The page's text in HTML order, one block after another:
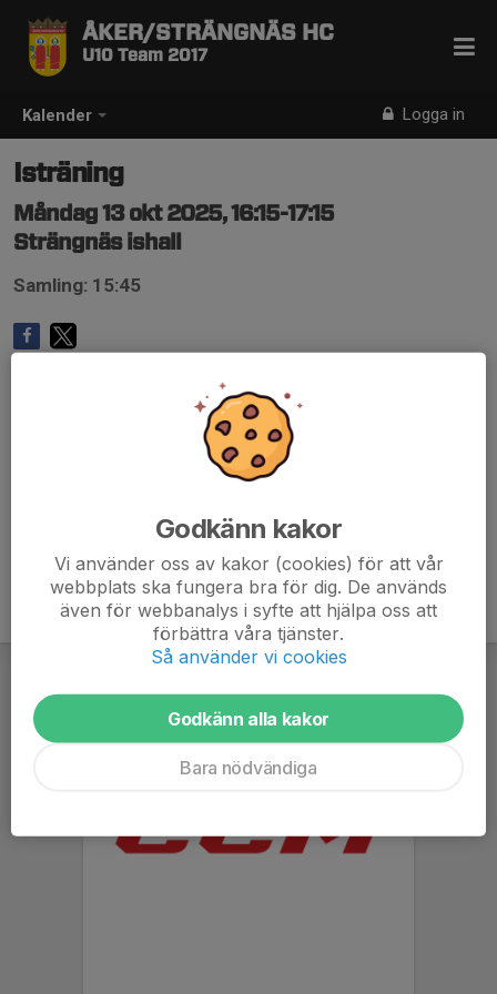
Kalender Logga in
ÅKER/STRÄNGNÄS HC
U10 Team 2017
Isträning
Måndag 13 okt 2025, 16:15-17:15
Strängnäs ishall
Samling: 15:45
Godkänn kakor
Vi använder oss av kakor (cookies) för att vår
webbplats ska fungera bra för dig. De används
även för webbanalys i syfte att hjälpa oss att
förbättra våra tjänster.
Så använder vi cookies
Godkänn alla kakor
Bara nödvändiga